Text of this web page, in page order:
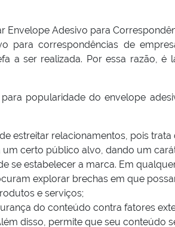
Envelope Adesivo para
para correspondências de
a ser realizada. Por essa razão,
popularidade do envelope
estreitar relacionamentos, pois
um certo público alvo, dando um
se estabelecer a marca. Em
explorar brechas em que
e serviços;
do conteúdo contra fatores
disso, permite que seu conteúdo